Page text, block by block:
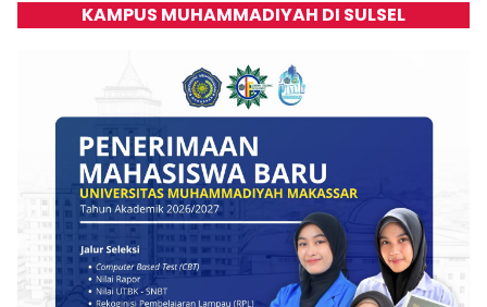
KAMPUS MUHAMMADIYAH DI SULSEL